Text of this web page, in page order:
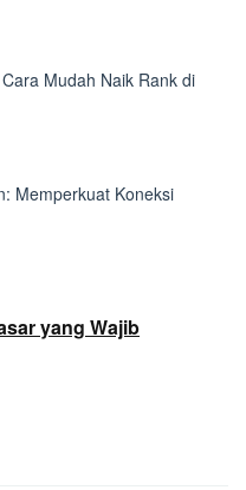
Mudah Naik Rank di
Memperkuat Koneksi
yang Wajib